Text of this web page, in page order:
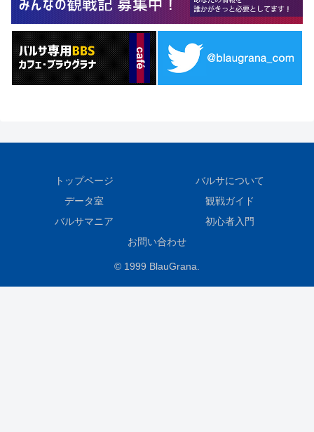
トップページ
バルサについて
データ室
観戦ガイド
バルサマニア
初心者入門
お問い合わせ
© 1999 BlauGrana.